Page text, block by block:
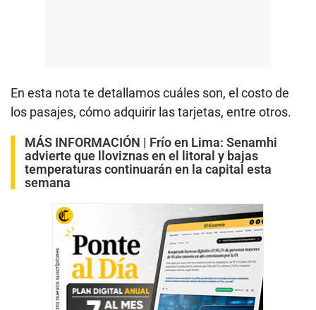
En esta nota te detallamos cuáles son, el costo de
los pasajes, cómo adquirir las tarjetas, entre otros.
MÁS INFORMACIÓN | Frío en Lima: Senamhi
advierte que lloviznas en el litoral y bajas
temperaturas continuarán en la capital esta
semana